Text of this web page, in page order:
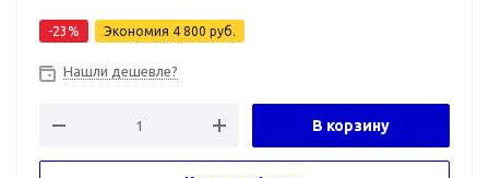
-23 % Экономия 4 800 руб.
Нашли дешевле?
В корзину